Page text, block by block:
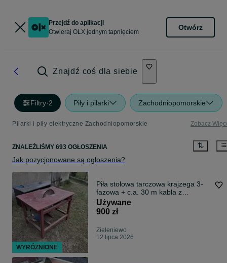
Przejdź do aplikacji
Otwieraj OLX jednym tapnięciem
Otwórz
Znajdź coś dla siebie
Filtry·2 Piły i pilarki Zachodniopomorskie
Pilarki i piły elektryczne Zachodniopomorskie Zobacz
ZNALEŹLIŚMY 693 OGŁOSZENIA
Jak pozycjonowane są ogłoszenia?
Piła stołowa tarczowa krajzega 3-
fazowa + c.a. 30 m kabla z
gniazdami
Używane
900 zł
Zieleniewo
12 lipca 2026
WYRÓŻNIONE